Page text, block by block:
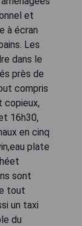
et
à écran
Les
dans le
près de
compris
16h30,
en cinq
plate
sont
tout
un taxi
du